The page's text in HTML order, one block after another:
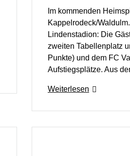
Im kommenden
Kappelrodeck/
Lindenstadion: Die
zweiten Tabellenplatz
Punkte) und dem FC
Aufstiegsplätze. Aus
Weiterlesen